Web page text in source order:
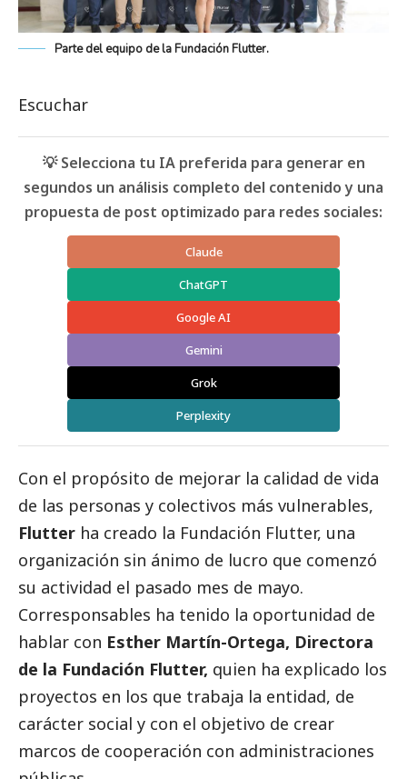
Parte del equipo de la Fundación Flutter.
Escuchar
💡 Selecciona tu IA preferida para generar en
segundos un análisis completo del contenido y una
propuesta de post optimizado para redes sociales:
Claude
ChatGPT
Google AI
Gemini
Grok
Perplexity
Con el propósito de mejorar la calidad de vida
de las personas y colectivos más vulnerables,
Flutter ha creado la Fundación Flutter, una
organización sin ánimo de lucro que comenzó
su actividad el pasado mes de mayo.
Corresponsables ha tenido la oportunidad de
hablar con Esther Martín-Ortega, Directora
de la Fundación Flutter, quien ha explicado los
proyectos en los que trabaja la entidad, de
carácter social y con el objetivo de crear
marcos de cooperación con administraciones